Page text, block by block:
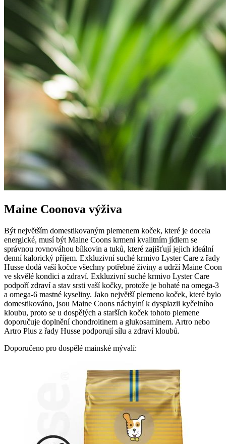
Maine Coonova výživa
Být největším domestikovaným plemenem koček, které je docela
energické, musí být Maine Coons krmeni kvalitním jídlem se
správnou rovnováhou bílkovin a tuků, které zajišťují jejich ideální
denní kalorický příjem. Exkluzivní suché krmivo Lyster Care z řady
Husse dodá vaší kočce všechny potřebné živiny a udrží Maine Coon
ve skvělé kondici a zdraví. Exkluzivní suché krmivo Lyster Care
podpoří zdraví a stav srsti vaší kočky, protože je bohaté na omega-3
a omega-6 mastné kyseliny. Jako největší plemeno koček, které bylo
domestikováno, jsou Maine Coons náchylní k dysplazii kyčelního
kloubu, proto se u dospělých a starších koček tohoto plemene
doporučuje doplnění chondroitinem a glukosaminem. Artro nebo
Artro Plus z řady Husse podporují sílu a zdraví kloubů.
Doporučeno pro dospělé mainské mývalí: